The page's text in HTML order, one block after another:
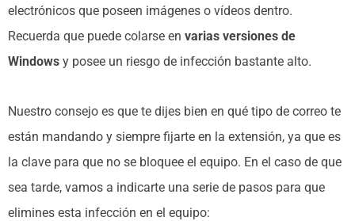
electrónicos que poseen imágenes o vídeos dentro.
Recuerda que puede colarse en varias versiones de
Windows y posee un riesgo de infección bastante alto.
Nuestro consejo es que te dijes bien en qué tipo de correo te
están mandando y siempre fijarte en la extensión, ya que es
la clave para que no se bloquee el equipo. En el caso de que
sea tarde, vamos a indicarte una serie de pasos para que
elimines esta infección en el equipo: